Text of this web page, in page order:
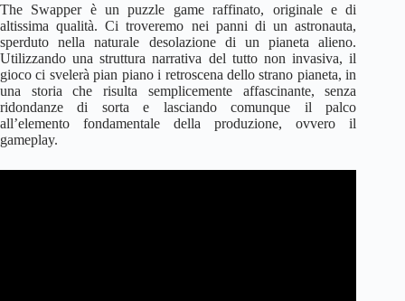
The Swapper è un puzzle game raffinato, originale e di
altissima qualità. Ci troveremo nei panni di un astronauta,
sperduto nella naturale desolazione di un pianeta alieno.
Utilizzando una struttura narrativa del tutto non invasiva, il
gioco ci svelerà pian piano i retroscena dello strano pianeta, in
una storia che risulta semplicemente affascinante, senza
ridondanze di sorta e lasciando comunque il palco
all’elemento fondamentale della produzione, ovvero il
gameplay.